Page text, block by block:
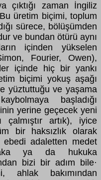
çıktığı zaman İngiliz
üretim biçimi, toplum
sürece, bölüşümden
ve bundan ötürü aynı
içinden yükselen
Fourier, Owen),
içinde hiç bir yankı
biçimi yokuş aşağı
yüztuttuğu ve yaşama
başladığı
yerine geçecek yeni
çalmıştır artık), iyice
bir haksızlık olarak
adaletten medet
ya da hukuka
bizi bir adım bile·
ahlak bakımından